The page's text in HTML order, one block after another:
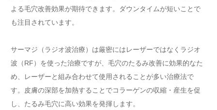
よる毛穴改善効果が期待できます。ダウンタイムが短いことで
も注目されています。
サーマジ（ラジオ波治療）は厳密にはレーザーではなくラジオ
波（RF）を使った治療ですが、毛穴のたるみ改善に効果的なた
め、レーザーと組み合わせて使用されることが多い治療法で
す。皮膚の深部を加熱することでコラーゲンの収縮・産生を促
し、たるみ毛穴に高い効果を発揮します。